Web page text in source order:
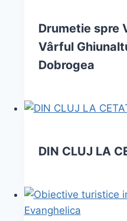
Drumetie spre
Vârful
Dobrogea
DIN CLUJ LA